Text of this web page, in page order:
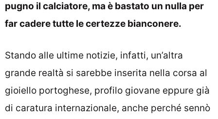
pugno il calciatore, ma è bastato un nulla per
far cadere tutte le certezze bianconere.
Stando alle ultime notizie, infatti, un’altra
grande realtà si sarebbe inserita nella corsa al
gioiello portoghese, profilo giovane eppure già
di caratura internazionale, anche perché sennò